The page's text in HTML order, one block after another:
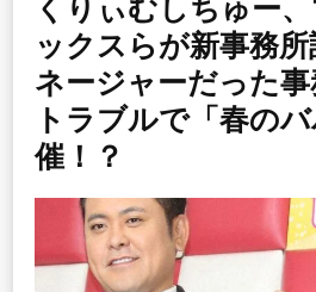
くりぃむしちゅー
ックスらが新事務
ネージャーだった
トラブルで「春の
催！？